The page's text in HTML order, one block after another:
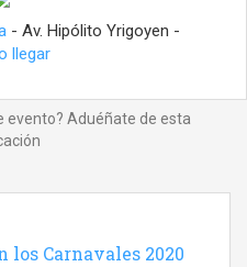
- Av. Hipólito Yrigoyen -
llegar
evento? Aduéñate de esta
los Carnavales 2020